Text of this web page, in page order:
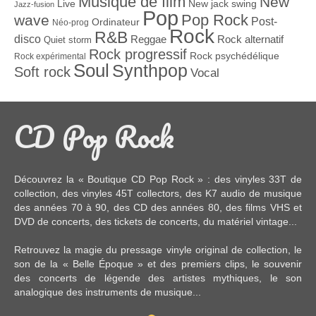
Jazz-fusion Live New jack swing
wave Néo-prog Ordinateur Pop Pop Rock Post-
disco Quiet storm R&B Reggae Rock Rock alternatif
Rock expérimental Rock progressif Rock psychédélique
Soft rock Soul Synthpop Vocal
CD Pop Rock
Découvrez la « Boutique CD Pop Rock » : des vinyles 33T de
collection, des vinyles 45T collectors, des K7 audio de musique
des années 70 à 90, des CDdes années 80, desfilms VHS et
DVD de concerts, des tickets de concerts , du matériel vintage
Retrouvez la magie du pressage vinyle original de collection, le
son de la « Belle Époque » et des premiers clips, le souvenir
des concerts de légende des artistes mythiques, le son
analogique des instruments de musique...